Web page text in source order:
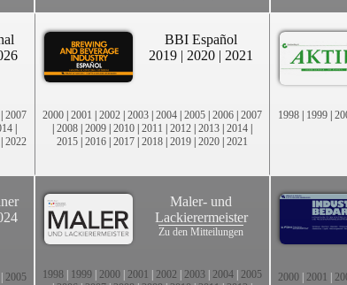
| 2007
|
| 2022
BBI Español
2019 | 2020 | 2021
2000 | 2001 | 2002 | 2003 | 2004 | 2005 | 2006 | 2007
| 2008 | 2009 | 2010 | 2011 | 2012 | 2013 | 2014 |
2015 | 2016 | 2017 | 2018 | 2019 | 2020 | 2021
1998 | 1999 |
2005
Maler- und
Lackierermeister
Zu den Mitteilungen
1998 1999 2000 2001 2002 2003 2004 2005
2000 2001